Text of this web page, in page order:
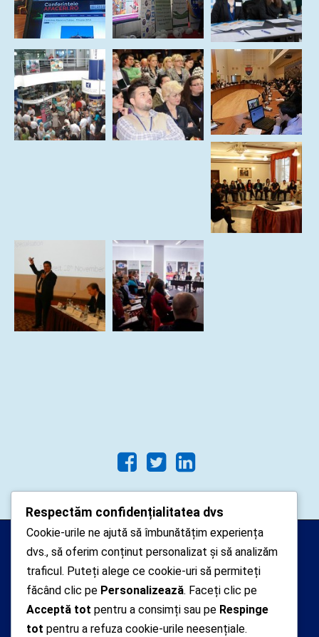
Arhipelago Interactive © 2010-
2024. Toate drepturile rezervate.
Datele cu caracter personal
colectate pe acest site sunt administrate de un
operator
Respectăm confidențialitatea dvs
Cookie-urile ne ajută să îmbunătățim experiența
dvs., să oferim conținut personalizat și să analizăm
traficul. Puteți alege ce cookie-uri să permiteți
făcând clic pe Personalizează. Faceți clic pe
Acceptă tot pentru a consimți sau pe Respinge
tot pentru a refuza cookie-urile neesențiale.